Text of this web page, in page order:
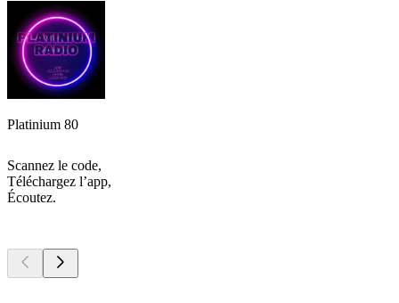
Platinium 80
Scannez le code,
Téléchargez l’app,
Écoutez.